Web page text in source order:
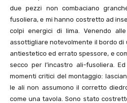
due pezzi non combaciano
fusoliera, e mi hanno costretto ad
colpi energici di lima. Venendo
assottigliare notevolmente il bordo di
antiestetico ed errato spessore, e
secco per l’incastro ali-fusoliera.
momenti critici del montaggio:
le ali non assumono il corretto
come una tavola. Sono stato